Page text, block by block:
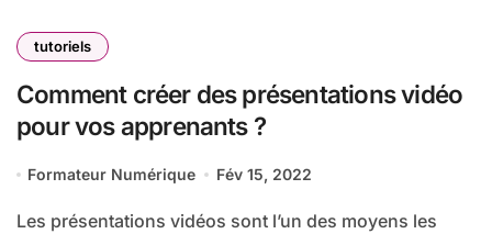
tutoriels
Comment créer des présentations vidéo
pour vos apprenants ?
Formateur Numérique Fév 15, 2022
Les présentations vidéos sont l’un des moyens les